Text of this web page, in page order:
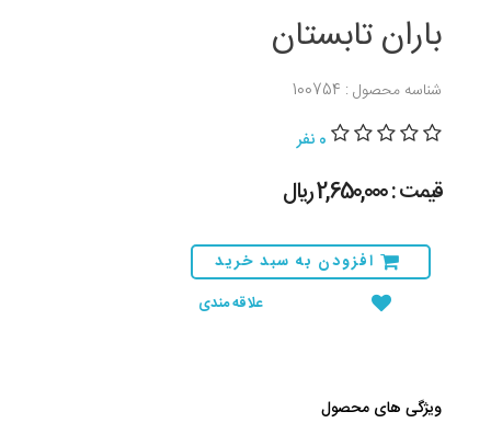
باران تابستان
شناسه محصول : 100754
0 نفر
قیمت : 2,650,000 ريال
افزودن به سبد خرید
علاقه مندی
ویژگی های محصول